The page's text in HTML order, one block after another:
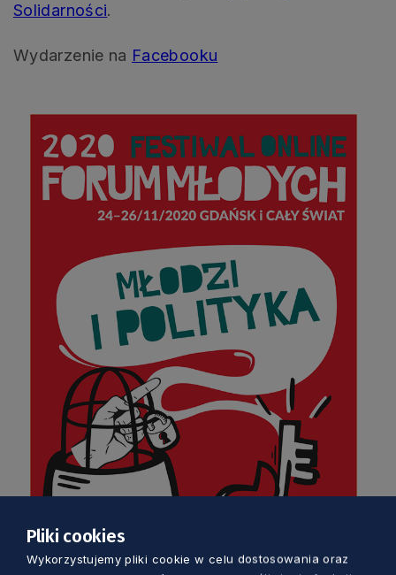
Solidarności.
Wydarzenie na Facebooku
Pliki cookies
Wykorzystujemy pliki cookie w celu dostosowania oraz